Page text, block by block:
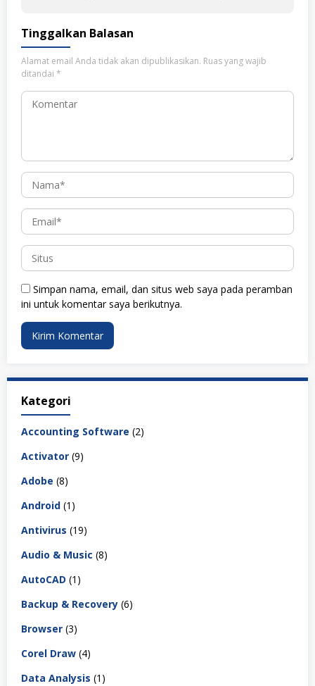
Tinggalkan Balasan
Alamat email Anda tidak akan dipublikasikan. Ruas yang wajib
ditandai *
Simpan nama, email, dan situs web saya pada peramban
ini untuk komentar saya berikutnya.
Kategori
Accounting Software (2)
Activator (9)
Adobe (8)
Android (1)
Antivirus (19)
Audio & Music (8)
AutoCAD (1)
Backup & Recovery (6)
Browser (3)
Corel Draw (4)
Data Analysis (1)